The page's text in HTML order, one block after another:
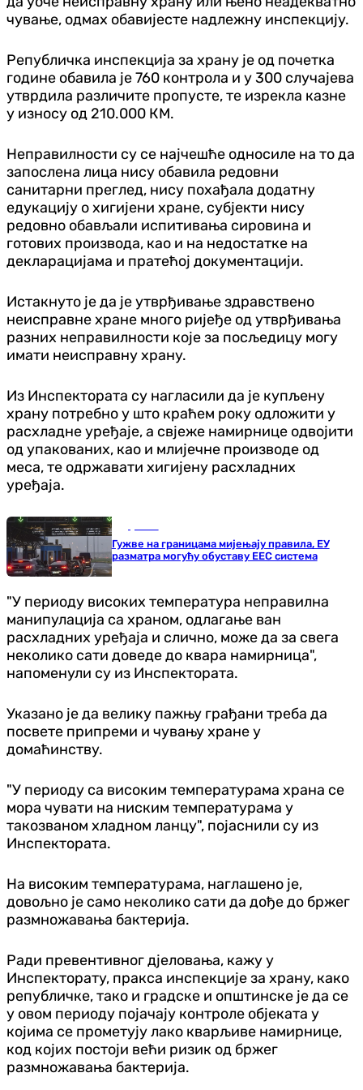
чување, одмах обавијесте надлежну инспекцију.
Републичка инспекција за храну је од почетка
године обавила је 760 контрола и у 300 случајева
утврдила различите пропусте, те изрекла казне
у износу од 210.000 КМ.
Неправилности су се најчешће односиле на то да
запослена лица нису обавила редовни
санитарни преглед, нису похађала додатну
едукацију о хигијени хране, субјекти нису
редовно обављали испитивања сировина и
готових производа, као и на недостатке на
декларацијама и пратећој документацији.
Истакнуто је да је утврђивање здравствено
неисправне хране много ријеђе од утврђивања
разних неправилности које за посљедицу могу
имати неисправну храну.
Из Инспектората су нагласили да је купљену
храну потребно у што краћем року одложити у
расхладне уређаје, а свјеже намирнице одвојити
од упакованих, као и млијечне производе од
меса, те одржавати хигијену расхладних
уређаја.
Гужве на границама мијењају правила, ЕУ
разматра могућу обуставу ЕЕС система
"У периоду високих температура неправилна
манипулација са храном, одлагање ван
расхладних уређаја и слично, може да за свега
неколико сати доведе до квара намирница",
напоменули су из Инспектората.
Указано је да велику пажњу грађани треба да
посвете припреми и чувању хране у
домаћинству.
"У периоду са високим температурама храна се
мора чувати на ниским температурама у
такозваном хладном ланцу", појаснили су из
Инспектората.
На високим температурама, наглашено је,
довољно је само неколико сати да дође до бржег
размножавања бактерија.
Ради превентивног д‌јеловања, кажу у
Инспекторату, пракса инспекције за храну, како
републичке, тако и градске и општинске је да се
у овом периоду појачају контроле објеката у
којима се прометују лако кварљиве намирнице,
код којих постоји већи ризик од бржег
размножавања бактерија.